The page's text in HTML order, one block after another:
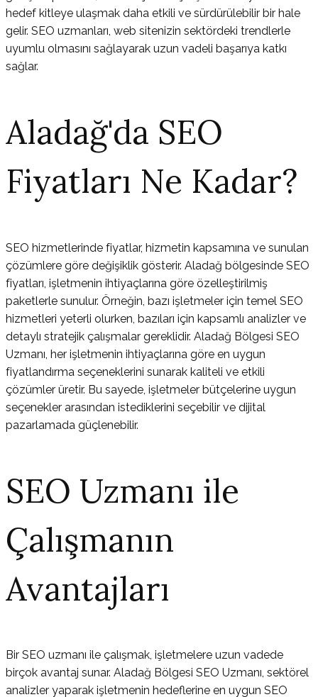
hedef kitleye ulaşmak daha etkili ve sürdürülebilir bir hale
gelir. SEO uzmanları, web sitenizin sektördeki trendlerle
uyumlu olmasını sağlayarak uzun vadeli başarıya katkı
sağlar.
Aladağ'da SEO
Fiyatları Ne Kadar?
SEO hizmetlerinde fiyatlar, hizmetin kapsamına ve sunulan
çözümlere göre değişiklik gösterir. Aladağ bölgesinde SEO
fiyatları, işletmenin ihtiyaçlarına göre özelleştirilmiş
paketlerle sunulur. Örneğin, bazı işletmeler için temel SEO
hizmetleri yeterli olurken, bazıları için kapsamlı analizler ve
detaylı stratejik çalışmalar gereklidir. Aladağ Bölgesi SEO
Uzmanı, her işletmenin ihtiyaçlarına göre en uygun
fiyatlandırma seçeneklerini sunarak kaliteli ve etkili
çözümler üretir. Bu sayede, işletmeler bütçelerine uygun
seçenekler arasından istediklerini seçebilir ve dijital
pazarlamada güçlenebilir.
SEO Uzmanı ile
Çalışmanın
Avantajları
Bir SEO uzmanı ile çalışmak, işletmelere uzun vadede
birçok avantaj sunar. Aladağ Bölgesi SEO Uzmanı, sektörel
analizler yaparak işletmenin hedeflerine en uygun SEO